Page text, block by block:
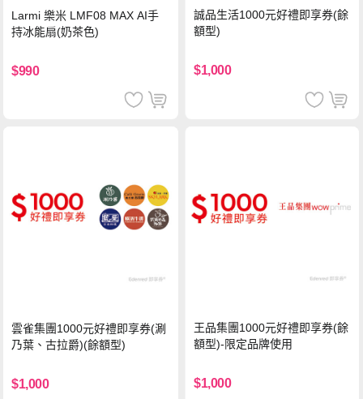
Larmi 樂米 LMF08 MAX AI手
持冰能扇(奶茶色)
$990
誠品生活1000元好禮即享券(餘
額型)
$1,000
雲雀集團1000元好禮即享券(涮
乃葉、古拉爵)(餘額型)
$1,000
王品集團1000元好禮即享券(餘
額型)-限定品牌使用
$1,000